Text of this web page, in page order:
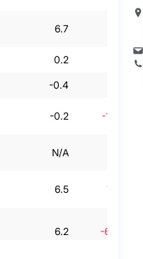
6.7
0.2 -92.1%
-0.4
-0.2 -106.5%
N/A
6.5 720.1%
6.2 -655.8%